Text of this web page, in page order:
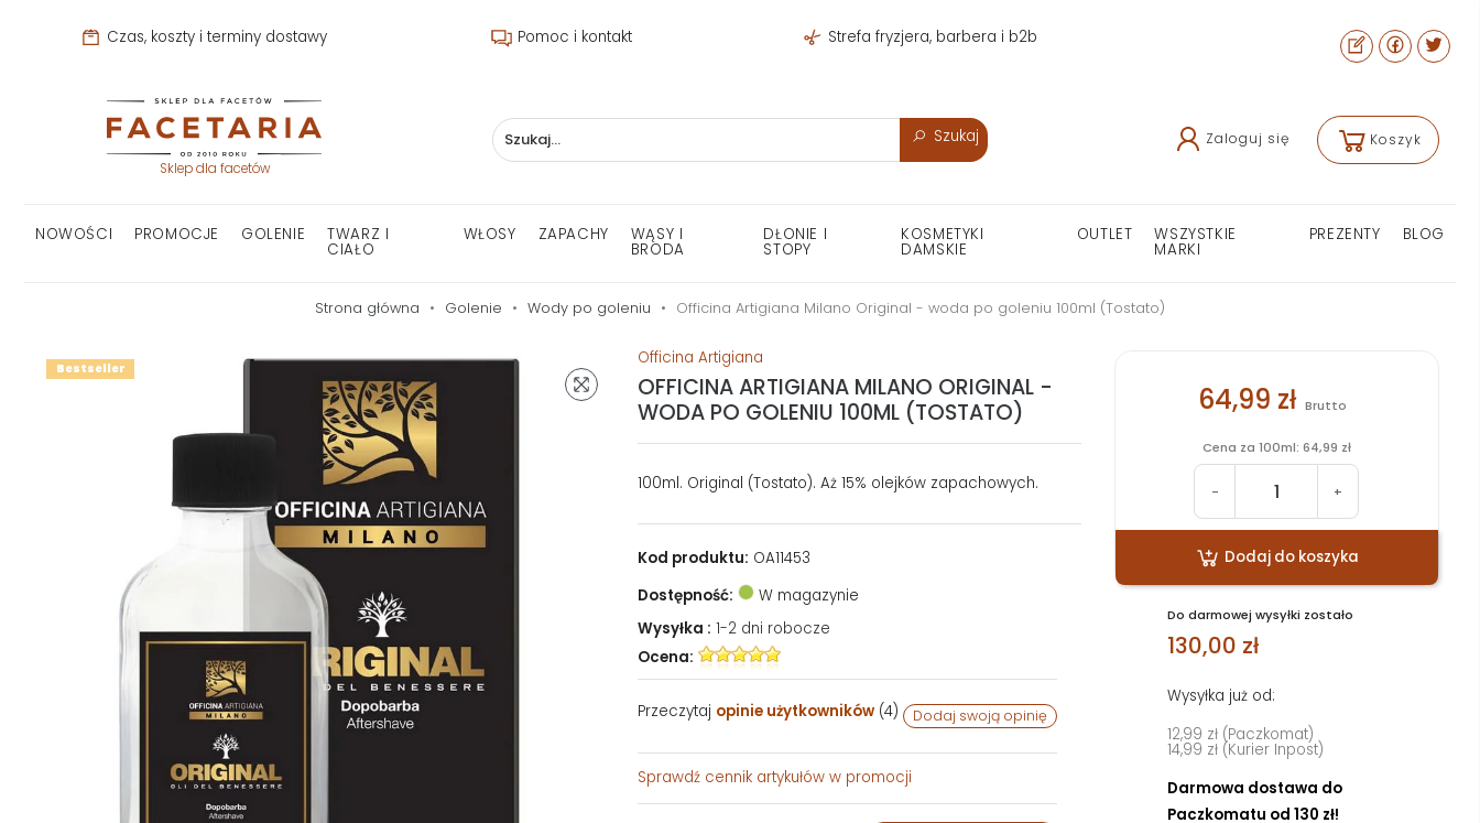
Czas, koszty i terminy dostawy Pomoc i kontakt Strefa fryzjera, barbera i b2b
Sklep dla facetów
Szukaj Zaloguj się Koszyk
NOWOŚCI PROMOCJE GOLENIE TWARZ I
CIAŁO
WŁOSY ZAPACHY WĄSY I
BRODA
DŁONIE I
STOPY
KOSMETYKI
DAMSKIE
OUTLET WSZYSTKIE
MARKI
PREZENTY BLOG
Strona główna Golenie Wody po goleniu Officina Artigiana Milano Original - woda po goleniu 100ml (Tostato)
Bestseller
Officina Artigiana
OFFICINA ARTIGIANA MILANO ORIGINAL -
WODA PO GOLENIU 100ML (TOSTATO)
100ml. Original (Tostato). Aż 15% olejków zapachowych.
Kod produktu: OA11453
Dostępność:
W magazynie
Wysyłka : 1-2 dni robocze
Ocena:
Przeczytaj opinie użytkowników(4) Dodaj swoją opinię
Sprawdź cennik artykułów w promocji
64,99 zł Brutto
Cena za 100ml: 64,99 zł
- +
Dodaj do koszyka
Do darmowej wysyłki zostało
130,00 zł
Wysyłka już od:
12,99 zł (Paczkomat)
14,99 zł (Kurier Inpost)
Darmowa dostawa do
Paczkomatu od 130 zł!